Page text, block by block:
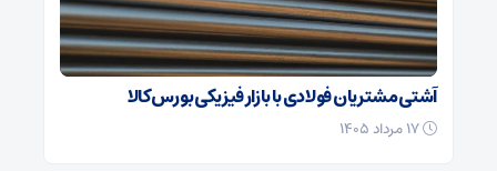
آشتی مشتریان فولادی با بازار فیزیکی بورس کالا